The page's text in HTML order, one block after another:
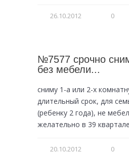
26.10.2012 0
№7577 срочно
без мебели...
сниму 1-а или 2-х
длительный срок, для
(ребенку 2 года), не
желательно в 39
20.10.2012 0